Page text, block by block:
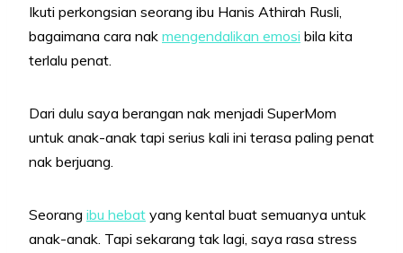
Ikuti perkongsian seorang ibu Hanis Athirah Rusli,
bagaimana cara nak mengendalikan emosi bila kita
terlalu penat.
Dari dulu saya berangan nak menjadi SuperMom
untuk anak-anak tapi serius kali ini terasa paling penat
nak berjuang.
Seorang ibu hebat yang kental buat semuanya untuk
anak-anak. Tapi sekarang tak lagi, saya rasa stress